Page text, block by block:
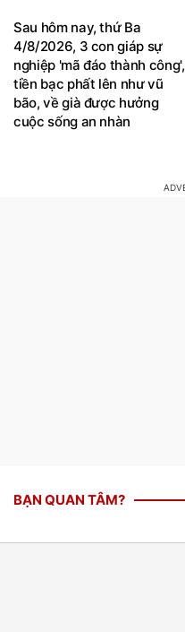
Sau hôm nay, thứ Ba
4/8/2026, 3 con giáp sự
nghiệp 'mã đáo thành công',
tiền bạc phất lên như vũ
bão, về già được hưởng
cuộc sống an nhàn
BẠN QUAN TÂM?